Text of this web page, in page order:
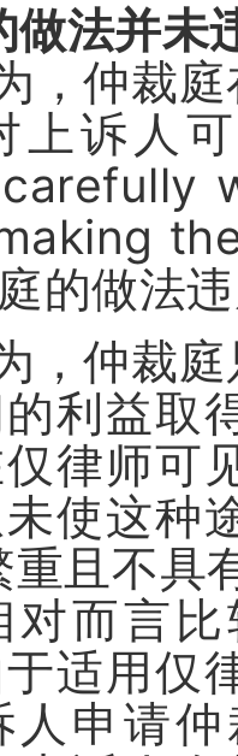
做法并未
，仲裁
上诉人
的做法
，仲裁
利益取
律师可
使这种
重且不具
对而言
适用仅
人申请